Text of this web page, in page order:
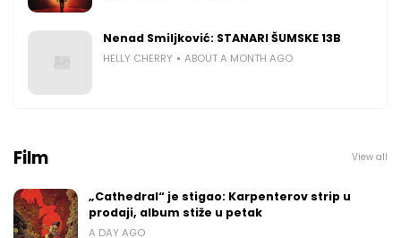
Nenad Smiljković: STANARI ŠUMSKE 13B
HELLY CHERRY ABOUT A MONTH AGO
Film View all
„Cathedral“ je stigao: Karpenterov strip u
prodaji, album stiže u petak
A DAY AGO